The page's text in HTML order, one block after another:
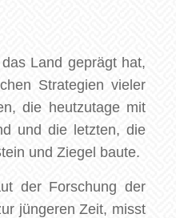
Land geprägt hat,
Strategien vieler
die heutzutage mit
und die letzten, die
und Ziegel baute.
der Forschung der
jüngeren Zeit, misst